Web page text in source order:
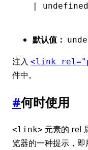
  |
undefined
默认值：
注入 <link
件中。
#何时使用
<link> 元素的 rel
览器的一种提示，